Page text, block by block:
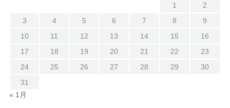
1
2
3
4 5 6 7 8
9
10
11 12 13 14 15
16
17
18 19 20 21 22
23
24
25 26 27 28 29
30
31
« 1月